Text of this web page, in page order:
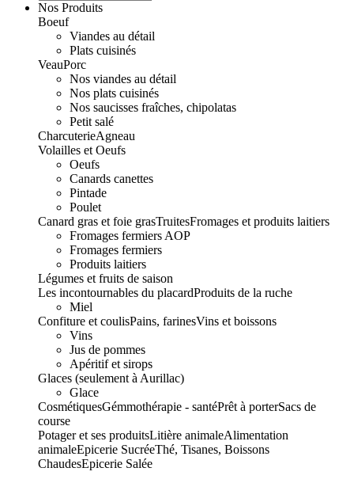
Nos Produits
Boeuf
Viandes au détail
Plats cuisinés
VeauPorc
Nos viandes au détail
Nos plats cuisinés
Nos saucisses fraîches, chipolatas
Petit salé
CharcuterieAgneau
Volailles et Oeufs
Oeufs
Canards canettes
Pintade
Poulet
Canard gras et foie grasTruitesFromages et produits laitiers
Fromages fermiers AOP
Fromages fermiers
Produits laitiers
Légumes et fruits de saison
Les incontournables du placardProduits de la ruche
Miel
Confiture et coulisPains, farinesVins et boissons
Vins
Jus de pommes
Apéritif et sirops
Glaces (seulement à Aurillac)
Glace
CosmétiquesGémmothérapie - santéPrêt à porterSacs de
course
Potager et ses produitsLitière animaleAlimentation
animaleEpicerie SucréeThé, Tisanes, Boissons
ChaudesEpicerie Salée